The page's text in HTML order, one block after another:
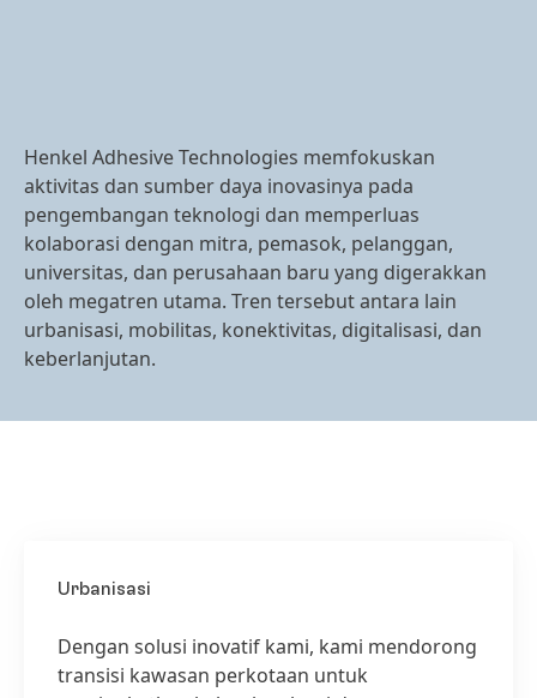
Henkel Adhesive Technologies memfokuskan
aktivitas dan sumber daya inovasinya pada
pengembangan teknologi dan memperluas
kolaborasi dengan mitra, pemasok, pelanggan,
universitas, dan perusahaan baru yang digerakkan
oleh megatren utama. Tren tersebut antara lain
urbanisasi, mobilitas, konektivitas, digitalisasi, dan
keberlanjutan.
Urbanisasi
Dengan solusi inovatif kami, kami mendorong
transisi kawasan perkotaan untuk